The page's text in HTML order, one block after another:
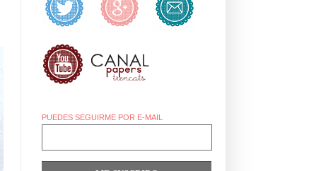
PUEDES SEGUIRME POR E-MAIL